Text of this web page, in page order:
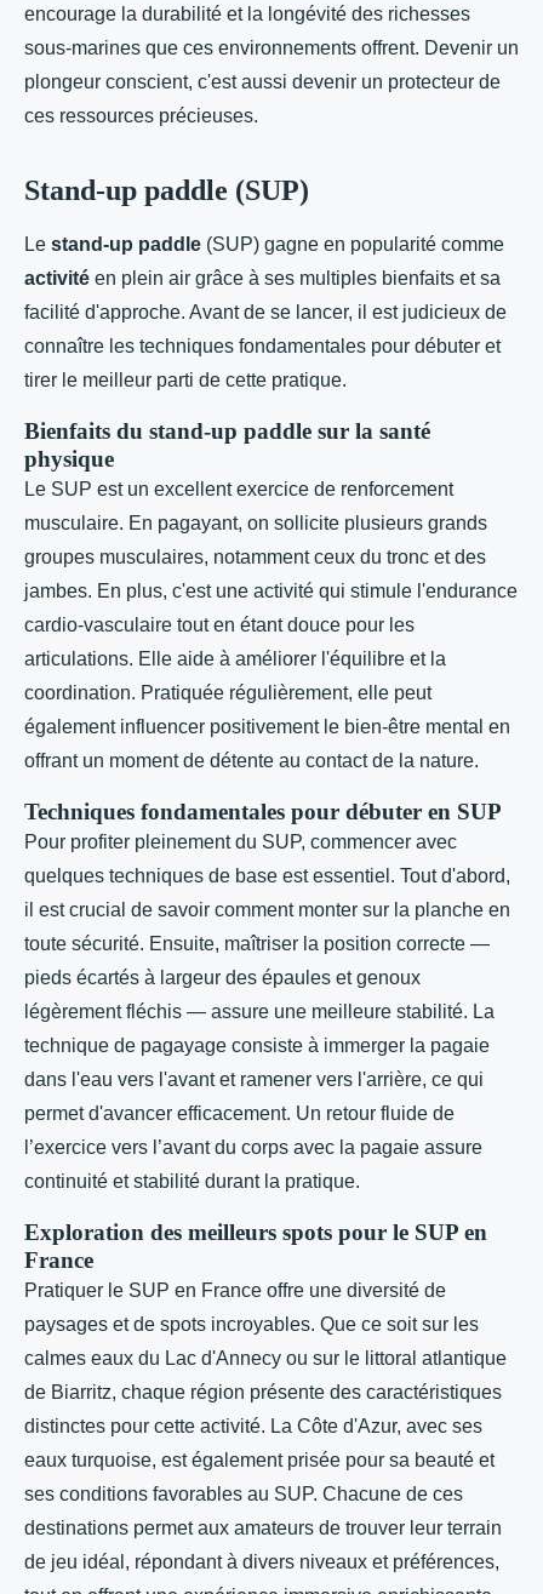
encourage la durabilité et la longévité des richesses
sous-marines que ces environnements offrent. Devenir un
plongeur conscient, c'est aussi devenir un protecteur de
ces ressources précieuses.
Stand-up paddle (SUP)
Le stand-up paddle (SUP) gagne en popularité comme
activité en plein air grâce à ses multiples bienfaits et sa
facilité d'approche. Avant de se lancer, il est judicieux de
connaître les techniques fondamentales pour débuter et
tirer le meilleur parti de cette pratique.
Bienfaits du stand-up paddle sur la santé
physique
Le SUP est un excellent exercice de renforcement
musculaire. En pagayant, on sollicite plusieurs grands
groupes musculaires, notamment ceux du tronc et des
jambes. En plus, c'est une activité qui stimule l'endurance
cardio-vasculaire tout en étant douce pour les
articulations. Elle aide à améliorer l'équilibre et la
coordination. Pratiquée régulièrement, elle peut
également influencer positivement le bien-être mental en
offrant un moment de détente au contact de la nature.
Techniques fondamentales pour débuter en SUP
Pour profiter pleinement du SUP, commencer avec
quelques techniques de base est essentiel. Tout d'abord,
il est crucial de savoir comment monter sur la planche en
toute sécurité. Ensuite, maîtriser la position correcte —
pieds écartés à largeur des épaules et genoux
légèrement fléchis — assure une meilleure stabilité. La
technique de pagayage consiste à immerger la pagaie
dans l'eau vers l'avant et ramener vers l'arrière, ce qui
permet d'avancer efficacement. Un retour fluide de
l’exercice vers l’avant du corps avec la pagaie assure
continuité et stabilité durant la pratique.
Exploration des meilleurs spots pour le SUP en
France
Pratiquer le SUP en France offre une diversité de
paysages et de spots incroyables. Que ce soit sur les
calmes eaux du Lac d'Annecy ou sur le littoral atlantique
de Biarritz, chaque région présente des caractéristiques
distinctes pour cette activité. La Côte d'Azur, avec ses
eaux turquoise, est également prisée pour sa beauté et
ses conditions favorables au SUP. Chacune de ces
destinations permet aux amateurs de trouver leur terrain
de jeu idéal, répondant à divers niveaux et préférences,